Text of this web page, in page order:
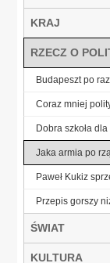
KRAJ
RZECZ O
Budapeszt po
Coraz mniej
Dobra szkoła
Jaka armia po
Paweł Kukiz
Przepis gorszy
ŚWIAT
KULTURA